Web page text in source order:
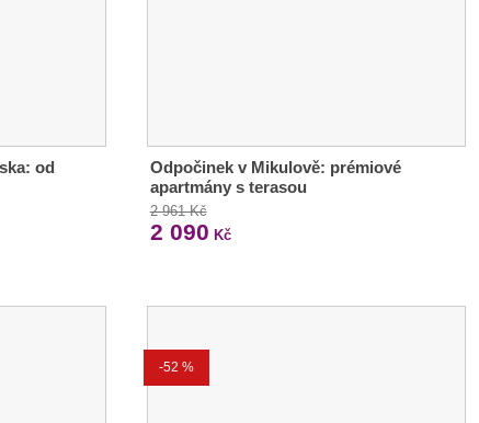
od
Odpočinek v Mikulově: prémiové
apartmány s terasou
2 961 Kč
2 090 Kč
-52 %